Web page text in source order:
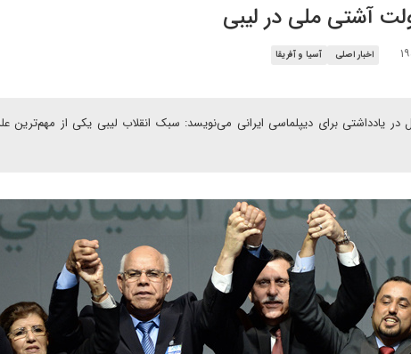
آشتی ملی در لیبی
اخبار اصلی
آسیا و آفریقا
در یادداشتی برای دیپلماسی ایرانی می‌نویسد: سبک انقلاب لیبی یکی از مهم‏‌ترین